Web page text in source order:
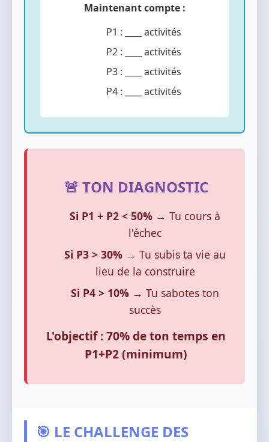
Maintenant compte :
P1 : ____ activités
P2 : ____ activités
P3 : ____ activités
P4 : ____ activités
🚨 TON DIAGNOSTIC
Si P1 + P2 < 50% → Tu cours à
l'échec
Si P3 > 30% → Tu subis ta vie au
lieu de la construire
Si P4 > 10% → Tu sabotes ton
succès
L'objectif : 70% de ton temps en
P1+P2 (minimum)
🎯 LE CHALLENGE DES